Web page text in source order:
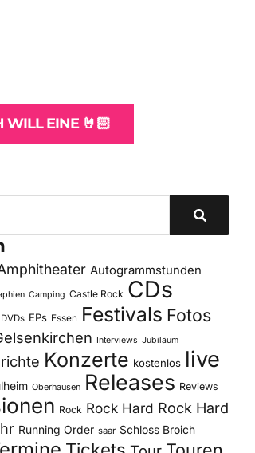
WILL EINE 🤘🏻
Autogrammstunden
Camping Castle Rock CDs
DVDs EPs Essen Festivals Fotos
Interviews Jubiläum
Konzerte kostenlos live
Oberhausen Releases Reviews
Rock Rock Hard Rock Hard
Running Order saar Schloss Broich